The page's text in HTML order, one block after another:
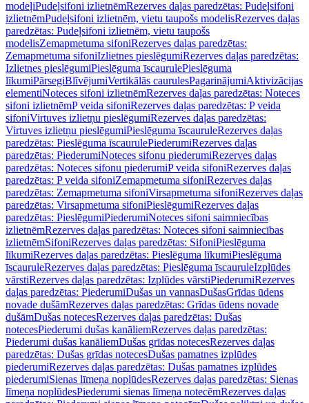
modeļiPudeļsifoni izlietnēmRezerves daļas paredzētas: Pudeļsifoni
izlietnēmPudeļsifoni izlietnēm, vietu taupošs modelisRezerves daļas
paredzētas: Pudeļsifoni izlietnēm, vietu taupošs
modelisZemapmetuma sifoniRezerves daļas paredzētas:
Zemapmetuma sifoniIzlietnes pieslēgumiRezerves daļas paredzētas:
Izlietnes pieslēgumiPieslēguma īscaurulePieslēguma
līkumiPārsegiBlīvējumiVertikālās caurulesPagarinājumiAktivizācijas
elementiNoteces sifoni izlietnēmRezerves daļas paredzētas: Noteces
sifoni izlietnēmP veida sifoniRezerves daļas paredzētas: P veida
sifoniVirtuves izlietņu pieslēgumiRezerves daļas paredzētas:
Virtuves izlietņu pieslēgumiPieslēguma īscauruleRezerves daļas
paredzētas: Pieslēguma īscaurulePiederumiRezerves daļas
paredzētas: PiederumiNoteces sifonu piederumiRezerves daļas
paredzētas: Noteces sifonu piederumiP veida sifoniRezerves daļas
paredzētas: P veida sifoniZemapmetuma sifoniRezerves daļas
paredzētas: Zemapmetuma sifoniVirsapmetuma sifoniRezerves daļas
paredzētas: Virsapmetuma sifoniPieslēgumiRezerves daļas
paredzētas: PieslēgumiPiederumiNoteces sifoni saimniecības
izlietnēmRezerves daļas paredzētas: Noteces sifoni saimniecības
izlietnēmSifoniRezerves daļas paredzētas: SifoniPieslēguma
līkumiRezerves daļas paredzētas: Pieslēguma līkumiPieslēguma
īscauruleRezerves daļas paredzētas: Pieslēguma īscauruleIzplūdes
vārstiRezerves daļas paredzētas: Izplūdes vārstiPiederumiRezerves
daļas paredzētas: PiederumiDušas un vannasDušasGrīdas ūdens
novade dušāmRezerves daļas paredzētas: Grīdas ūdens novade
dušāmDušas notecesRezerves daļas paredzētas: Dušas
notecesPiederumi dušas kanāliemRezerves daļas paredzētas:
Piederumi dušas kanāliemDušas grīdas notecesRezerves daļas
paredzētas: Dušas grīdas notecesDušas pamatnes izplūdes
piederumiRezerves daļas paredzētas: Dušas pamatnes izplūdes
piederumiSienas līmeņa noplūdesRezerves daļas paredzētas: Sienas
līmeņa noplūdesPiederumi sienas līmeņa notecēmRezerves daļas